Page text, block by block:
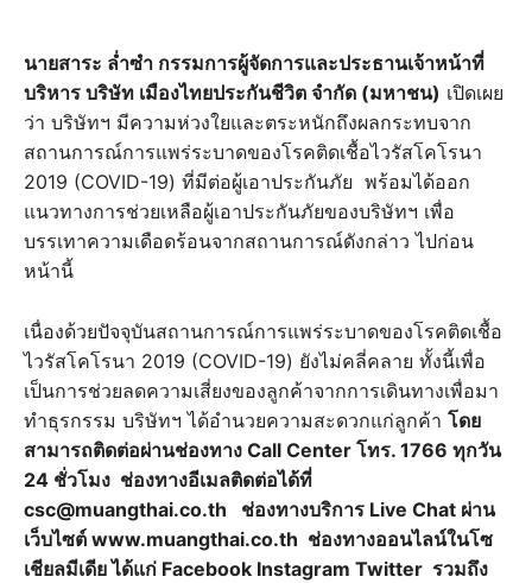
นายสาระ ล่ำซำ กรรมการผู้จัดการและประธานเจ้าหน้าที่
บริหาร บริษัท เมืองไทยประกันชีวิต จำกัด (มหาชน) เปิดเผย
ว่า บริษัทฯ มีความห่วงใยและตระหนักถึงผลกระทบจาก
สถานการณ์การแพร่ระบาดของโรคติดเชื้อไวรัสโคโรนา
2019 (COVID-19) ที่มีต่อผู้เอาประกันภัย พร้อมได้ออก
แนวทางการช่วยเหลือผู้เอาประกันภัยของบริษัทฯ เพื่อ
บรรเทาความเดือดร้อนจากสถานการณ์ดังกล่าว ไปก่อน
หน้านี้
เนื่องด้วยปัจจุบันสถานการณ์การแพร่ระบาดของโรคติดเชื้อ
ไวรัสโคโรนา 2019 (COVID-19) ยังไม่คลี่คลาย ทั้งนี้เพื่อ
เป็นการช่วยลดความเสี่ยงของลูกค้าจากการเดินทางเพื่อมา
ทำธุรกรรม บริษัทฯ ได้อำนวยความสะดวกแก่ลูกค้า โดย
สามารถติดต่อผ่านช่องทาง Call Center โทร. 1766 ทุกวัน
24 ชั่วโมง ช่องทางอีเมลติดต่อได้ที่
csc@muangthai.co.th ช่องทางบริการ Live Chat ผ่าน
เว็บไซต์ www.muangthai.co.th ช่องทางออนไลน์ในโซ
เชียลมีเดีย ได้แก่ Facebook Instagram Twitter รวมถึง